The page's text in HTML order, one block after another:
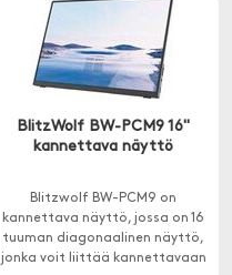
BlitzWolf BW-PCM9 16"
kannettava näyttö
Blitzwolf BW-PCM9 on
kannettava näyttö, jossa on 16
tuuman diagonaalinen näyttö,
jonka voit liittää kannettavaan